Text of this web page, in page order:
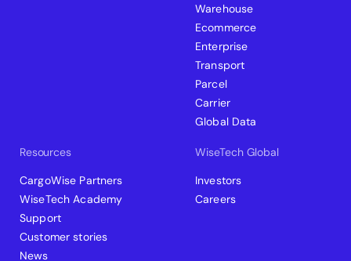
Warehouse
Ecommerce
Enterprise
Transport
Parcel
Carrier
Global Data
Resources
CargoWise Partners
WiseTech Academy
Support
Customer stories
News
WiseTech Global
Investors
Careers